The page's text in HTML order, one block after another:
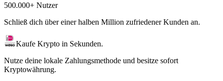
500.000+ Nutzer
Schließ dich über einer halben Million zufriedener Kunden an.
Kaufe Krypto in Sekunden.
Nutze deine lokale Zahlungsmethode und besitze sofort
Kryptowährung.